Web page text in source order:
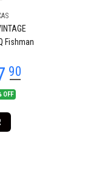
Fishman
OFF